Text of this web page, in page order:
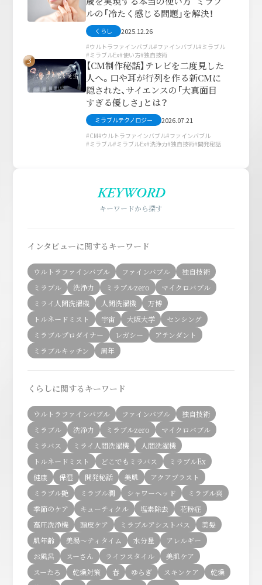
ルの「冷たく感じる問題」を解決！
くらし 2025.12.26
ウルトラファインバブル ファインバブル ミラブル
ミラブルEx 使い方 独自技術
3
【CM制作秘話】テレビを二度見した
人へ。口や耳が行列を作る新CMに
隠された、サイエンスの「大真面目
すぎる優しさ」とは？
ミラブルテクノロジー 2026.07.21
CM ウルトラファインバブル ファインバブル
ミラブル ミラブルEx 洗浄力 独自技術 開発秘話
KEYWORD
キーワードから探す
インタビューに関するキーワード
ウルトラファインバブル ファインバブル
独自技術
ミラブル
洗浄力 ミラブルzero
マイクロバブル
ミライ人間洗濯機
人間洗濯機
万博
トルネードミスト
宇宙 大阪大学
センシング
ミラブルプロダイナー
レガシー
アテンダント
ミラブルキッチン
周年
くらしに関するキーワード
ウルトラファインバブル ファインバブル
独自技術
ミラブル
洗浄力 ミラブルzero
マイクロバブル
ミラバス
ミライ人間洗濯機
人間洗濯機
トルネードミスト
どこでもミラバス
ミラブルEx
健康
保湿 開発秘話 美肌
アクアブラスト
ミラブル艶
ミラブル潤 シャワーヘッド
ミラブル爽
季節のケア
キューティクル 塩素除去
花粉症
高圧洗浄機
頭皮ケア ミラブルアシストバス
美髪
肌年齢
美湯〜ティタイム 水分量
アレルギー
お風呂
スーさん ライフスタイル
美肌ケア
スーたろ
乾燥対策 春 ゆらぎ スキンケア
乾燥